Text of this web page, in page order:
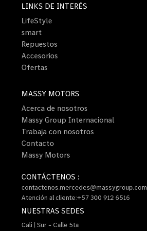
LINKS DE INTERÉS
LifeStyle
smart
Repuestos
Accesorios
Ofertas
MASSY MOTORS
Acerca de nosotros
Massy Group Internacional
Trabaja con nosotros
Contacto
Massy Motors
CONTÁCTENOS :
contactenos.mercedes@massygroup.com
Atención al cliente:+57 300 912 6516
NUESTRAS SEDES
Cali | Sur – Calle 5ta